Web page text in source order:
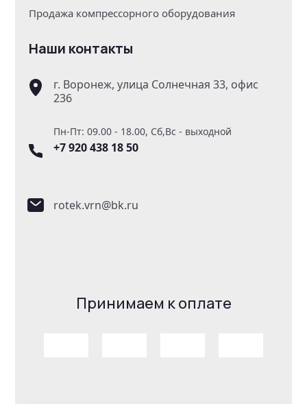
Продажа компрессорного оборудования
Наши контакты
г. Воронеж, улица Солнечная 33, офис
236
Пн-Пт: 09.00 - 18.00, Сб,Вс - выходной
+7 920 438 18 50
rotek.vrn@bk.ru
Принимаем к оплате